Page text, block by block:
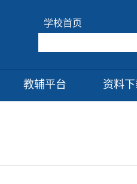
学校首页
教辅平台 资料